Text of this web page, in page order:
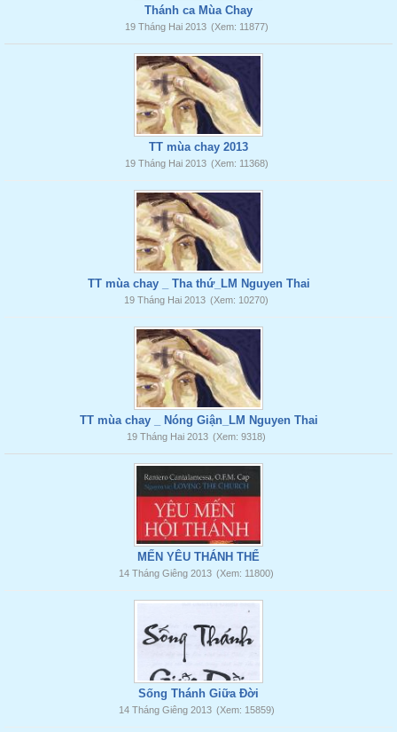
Thánh ca Mùa Chay
19 Tháng Hai 2013 (Xem: 11877)
TT mùa chay 2013
19 Tháng Hai 2013 (Xem: 11368)
TT mùa chay _ Tha thứ_LM Nguyen Thai
19 Tháng Hai 2013 (Xem: 10270)
TT mùa chay _ Nóng Giận_LM Nguyen Thai
19 Tháng Hai 2013 (Xem: 9318)
MẾN YÊU THÁNH THỂ
14 Tháng Giêng 2013 (Xem: 11800)
Sống Thánh Giữa Đời
14 Tháng Giêng 2013 (Xem: 15859)